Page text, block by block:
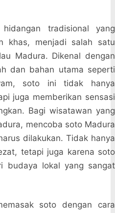
tradisional yang
khas, menjadi salah satu
Madura. Dikenal dengan
dan bahan utama seperti
soto ini tidak hanya
juga memberikan sensasi
Bagi wisatawan yang
mencoba soto Madura
dilakukan. Tidak hanya
tetapi juga karena soto
budaya lokal yang sangat
soto dengan cara